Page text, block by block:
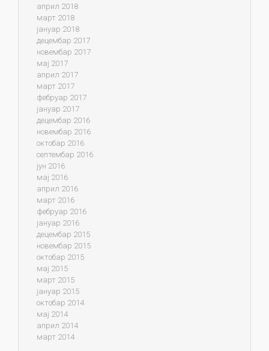
април 2018
март 2018
јануар 2018
децембар 2017
новембар 2017
мај 2017
април 2017
март 2017
фебруар 2017
јануар 2017
децембар 2016
новембар 2016
октобар 2016
септембар 2016
јун 2016
мај 2016
април 2016
март 2016
фебруар 2016
јануар 2016
децембар 2015
новембар 2015
октобар 2015
мај 2015
март 2015
јануар 2015
октобар 2014
мај 2014
април 2014
март 2014